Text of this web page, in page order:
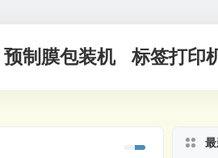
预制膜包装机 标签打印